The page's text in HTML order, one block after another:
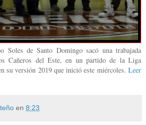
Soles de Santo Domingo sacó una trabajada
Cañeros del Este, en un partido de la Liga
su versión 2019 que inició este miércoles. Leer
en 8:23